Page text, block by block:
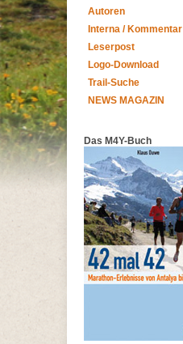
Autoren
Interna / Kommentar
Leserpost
Logo-Download
Trail-Suche
NEWS MAGAZIN
Das M4Y-Buch